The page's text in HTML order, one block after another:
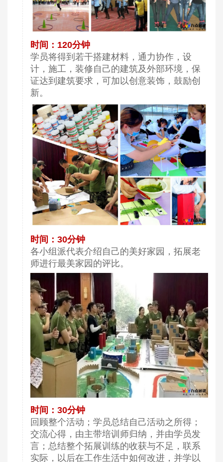
时间：120分钟
学员将得到若干搭建材料，通力协作，设
计，施工，装修自己的建筑及外部环境，保
证达到建筑要求，可加以创意装饰，鼓励创
新。
时间：30分钟
各小组派代表介绍自己的美好家园，拓展老
师进行最美家园的评比。
时间：30分钟
回顾整个活动；学员总结自己活动之所得；
交流心得，由主带培训师归纳，并由学员发
言；总结整个拓展训练的收获与不足，联系
实际，以后在工作生活中如何改进，并学以